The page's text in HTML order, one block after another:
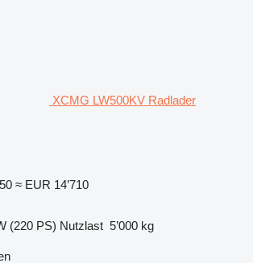
XCMG LW500KV Radlader
≈ EUR 14’710
(220 PS) Nutzlast 5’000 kg